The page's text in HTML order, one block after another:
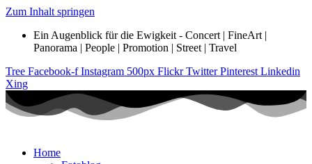
Zum Inhalt springen
Ein Augenblick für die Ewigkeit - Concert | FineArt |
Panorama | People | Promotion | Street | Travel
Tree Facebook-f Instagram 500px Flickr Twitter Pinterest Linkedin
Xing
Home